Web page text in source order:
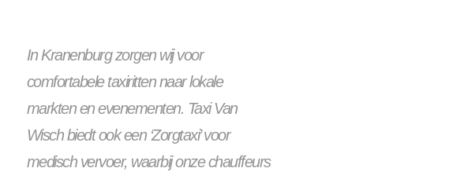
In Kranenburg zorgen wij voor
comfortabele taxiritten naar lokale
markten en evenementen. Taxi Van
Wisch biedt ook een ‘Zorgtaxi’ voor
medisch vervoer, waarbij onze chauffeurs